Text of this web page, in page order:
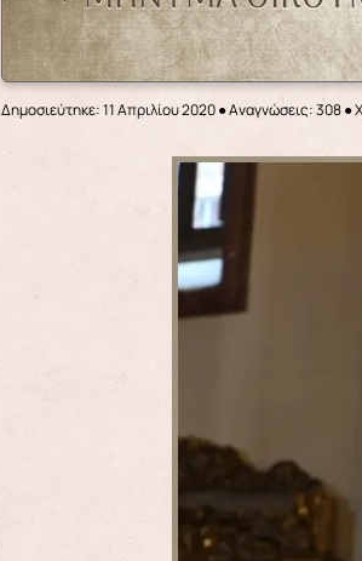
Δημοσιεύτηκε: 11 Απριλίου 2020●Αναγνώσεις: 308●